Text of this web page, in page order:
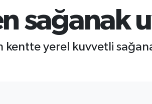
sağanak
kentte yerel kuvvetli